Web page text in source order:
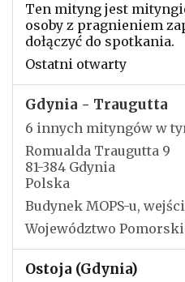
Ten mityng jest
osoby z pragnieniem
dołączyć do spotkania.
Ostatni otwarty
Gdynia - Traugutta
6 innych mityngów w
Romualda Traugutta 9
81-384 Gdynia
Polska
Budynek MOPS-u,
Województwo
Ostoja (Gdynia)